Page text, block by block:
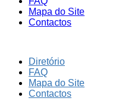
Mapa do Site
Contactos
Diretório
FAQ
Mapa do Site
Contactos